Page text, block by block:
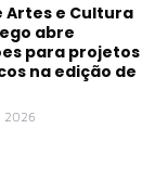
Artes e Cultura
abre
para projetos
na edição de
2026